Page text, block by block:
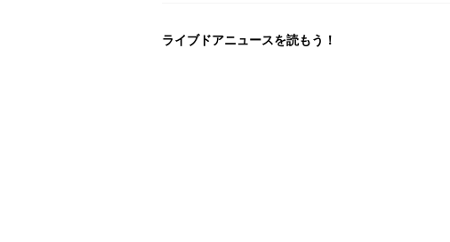
ライブドアニュースを読もう！